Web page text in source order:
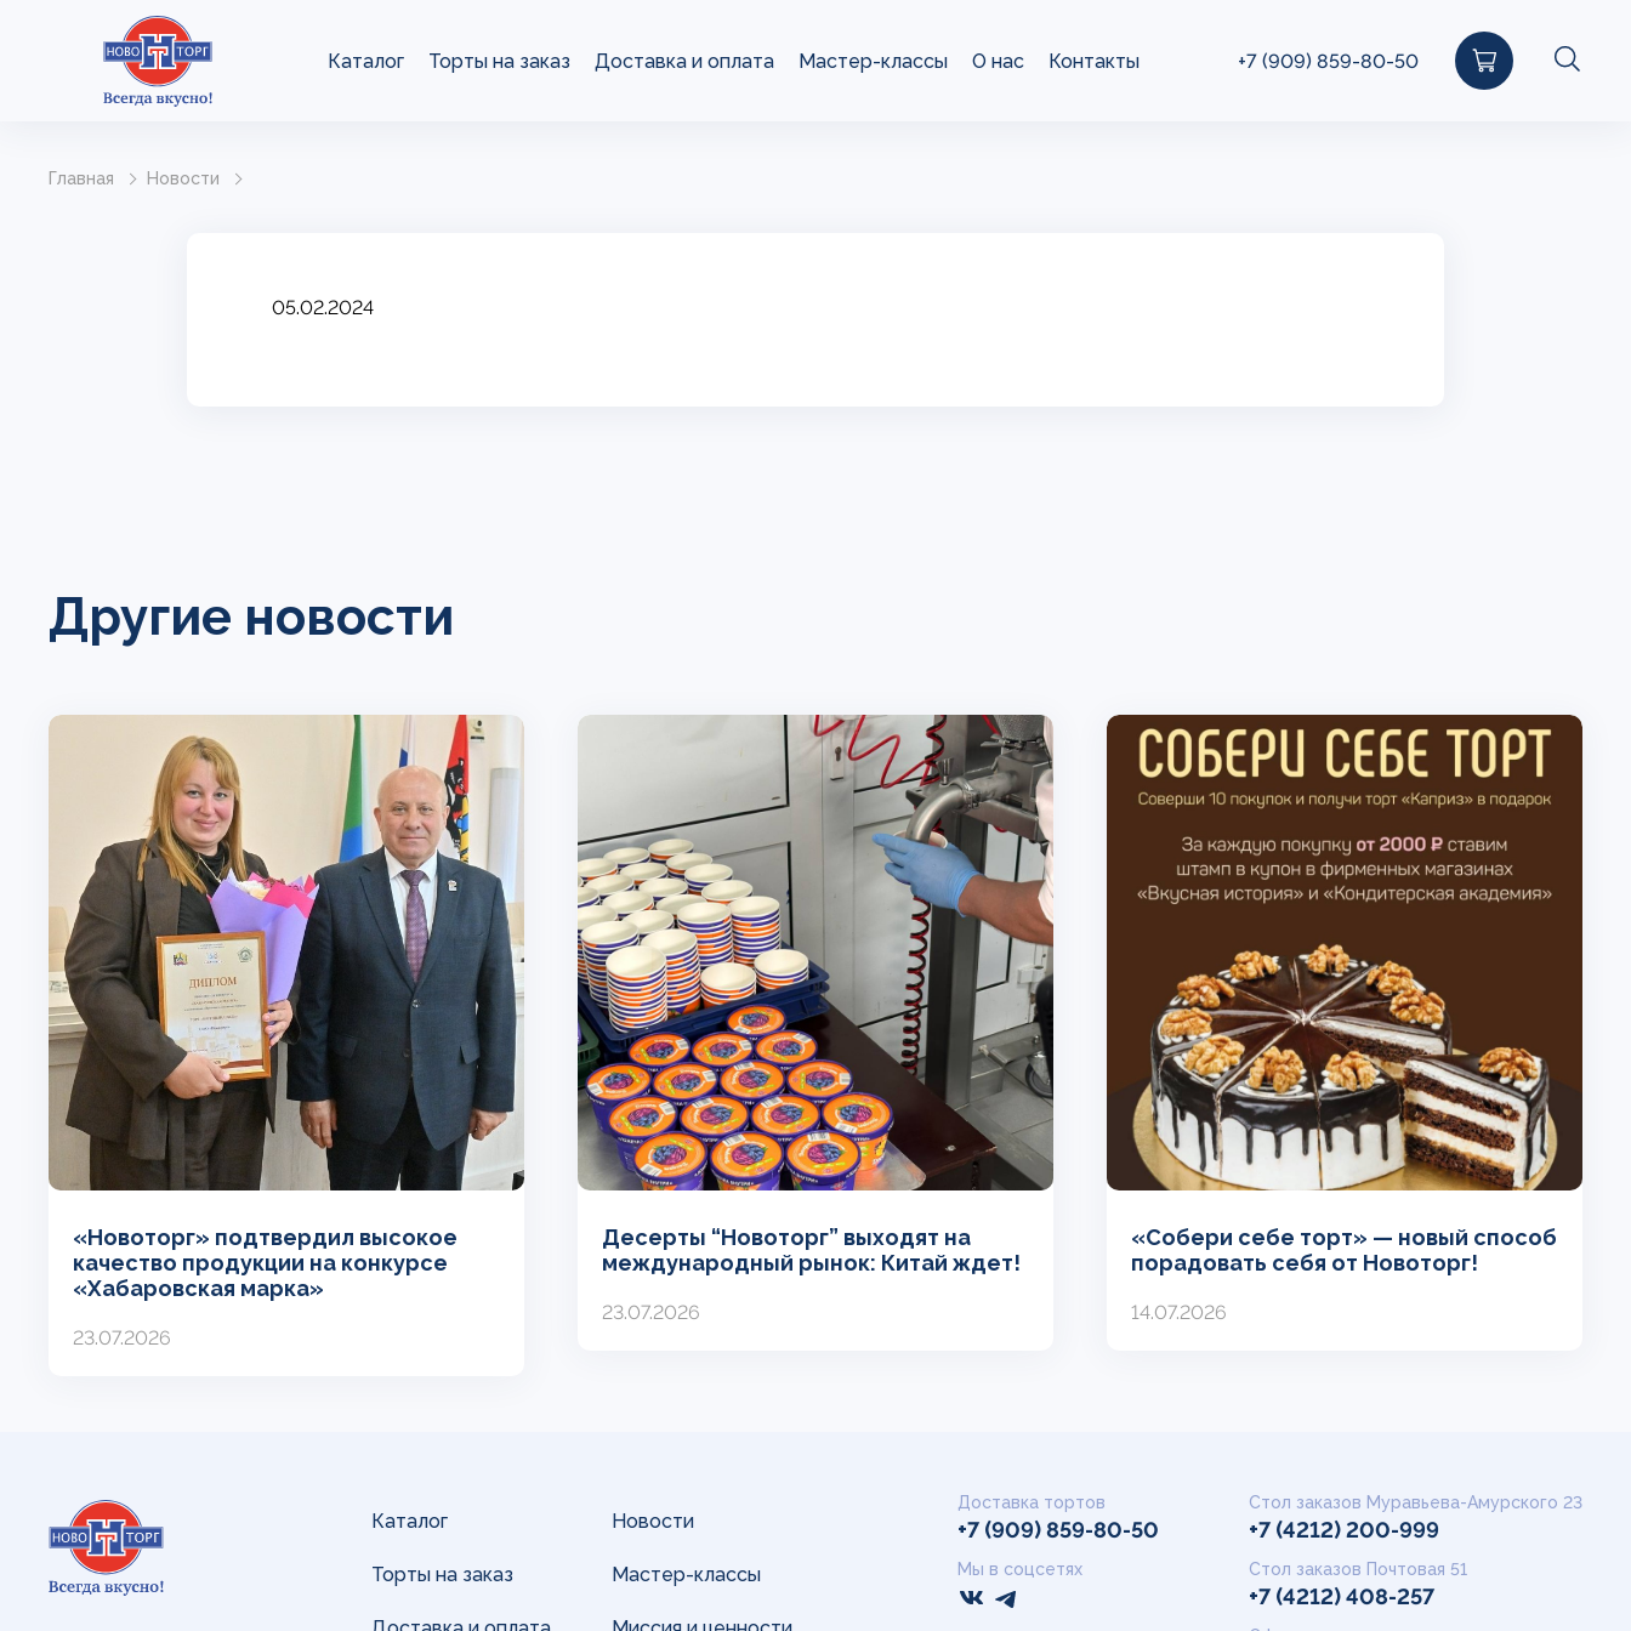
Каталог Торты на заказ Доставка и оплата Мастер-классы О нас Контакты +7 (909) 859-80-50
Главная Новости
05.02.2024
Другие новости
«Новоторг» подтвердил высокое
качество продукции на конкурсе
«Хабаровская марка»
23.07.2026
Десерты “Новоторг” выходят на
международный рынок: Китай ждет!
23.07.2026
«Собери себе торт» — новый способ
порадовать себя от Новоторг!
14.07.2026
Каталог
Торты на заказ
Новости
Мастер-классы
Доставка тортов
+7 (909) 859-80-50
Мы в соцсетях
Стол заказов Муравьева-Амурского 23
+7 (4212) 200-999
Стол заказов Почтовая 51
+7 (4212) 408-257